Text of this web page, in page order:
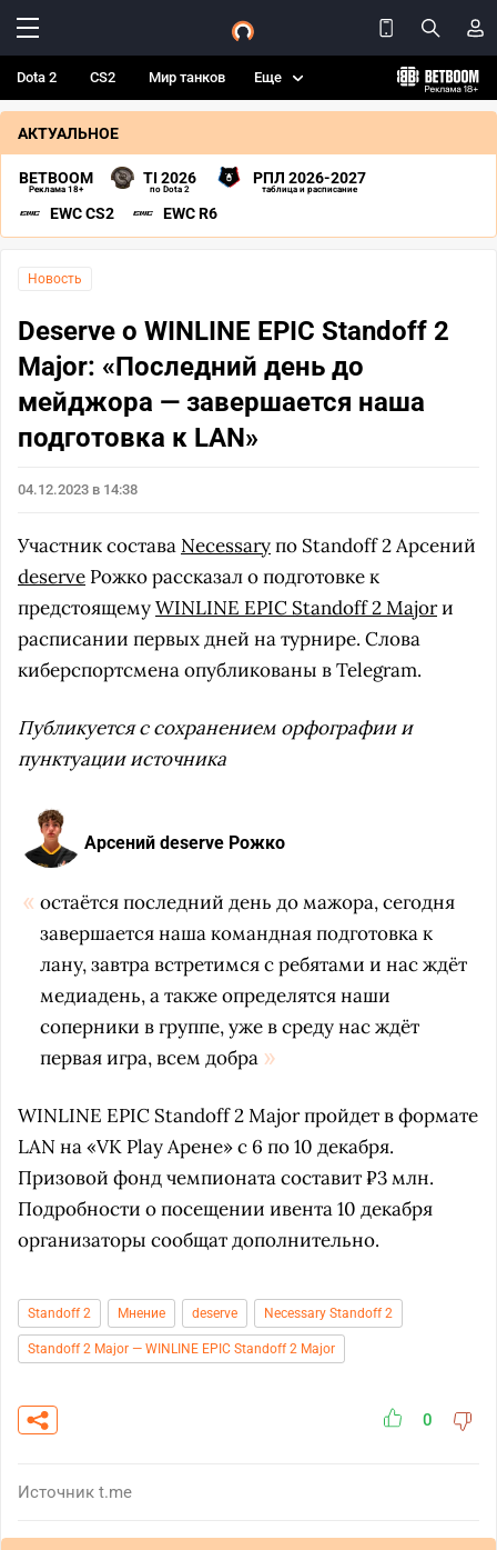
Dota 2 CS2 Мир танков Еще
АКТУАЛЬНОЕ
BETBOOM
Реклама 18+
TI 2026
по Dota 2
РПЛ 2026-2027
таблица и расписание
EWC CS2 EWC R6
Новость
Deserve о WINLINE EPIC Standoff 2
Major: «Последний день до
мейджора — завершается наша
подготовка к LAN»
04.12.2023 в 14:38
Участник состава Necessaryпо Standoff 2 Арсений
deserve Рожко рассказал о подготовке к
предстоящемуWINLINE EPIC Standoff 2 Majorи
расписании первых дней на турнире. Слова
киберспортсмена опубликованы в Telegram.
Публикуется с сохранением орфографии и
пунктуации источника
Арсений deserve Рожко
остаётся последний день до мажора, сегодня
завершается наша командная подготовка к
лану, завтра встретимся с ребятами и нас ждёт
медиадень, а также определятся наши
соперники в группе, уже в среду нас ждёт
первая игра, всем добра
WINLINE EPIC Standoff 2 Major пройдет в формате
LAN на «VK Play Арене» c 6 по 10 декабря.
Призовой фонд чемпионата составит ₽3 млн.
Подробности о посещении ивента 10 декабря
организаторы сообщат дополнительно.
Standoff 2 Мнение deserve Necessary Standoff 2
Standoff 2 Major — WINLINE EPIC Standoff 2 Major
0
Источник t.me